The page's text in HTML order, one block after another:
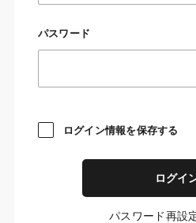
パスワード
ログイン情報を保存する
ログイ
パスワード再設